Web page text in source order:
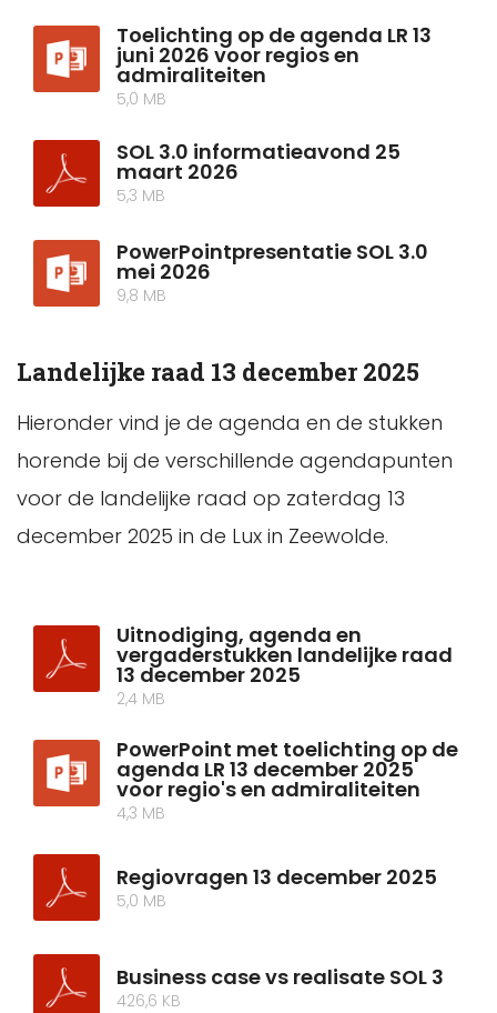
Toelichting op de agenda LR 13
juni 2026 voor regios en
admiraliteiten
5,0 MB
SOL 3.0 informatieavond 25
maart 2026
5,3 MB
PowerPointpresentatie SOL 3.0
mei 2026
9,8 MB
Landelijke raad 13 december 2025
Hieronder vind je de agenda en de stukken
horende bij de verschillende agendapunten
voor de landelijke raad op zaterdag 13
december 2025 in de Lux in Zeewolde.
Uitnodiging, agenda en
vergaderstukken landelijke raad
13 december 2025
2,4 MB
PowerPoint met toelichting op de
agenda LR 13 december 2025
voor regio's en admiraliteiten
4,3 MB
Regiovragen 13 december 2025
5,0 MB
Business case vs realisate SOL 3
426,6 KB